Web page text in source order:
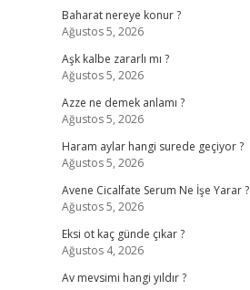
Baharat nereye konur ?
Ağustos 5, 2026
Aşk kalbe zararlı mı ?
Ağustos 5, 2026
Azze ne demek anlamı ?
Ağustos 5, 2026
Haram aylar hangi surede geçiyor ?
Ağustos 5, 2026
Avene Cicalfate Serum Ne İşe Yarar ?
Ağustos 5, 2026
Eksi ot kaç günde çıkar ?
Ağustos 4, 2026
Av mevsimi hangi yıldır ?